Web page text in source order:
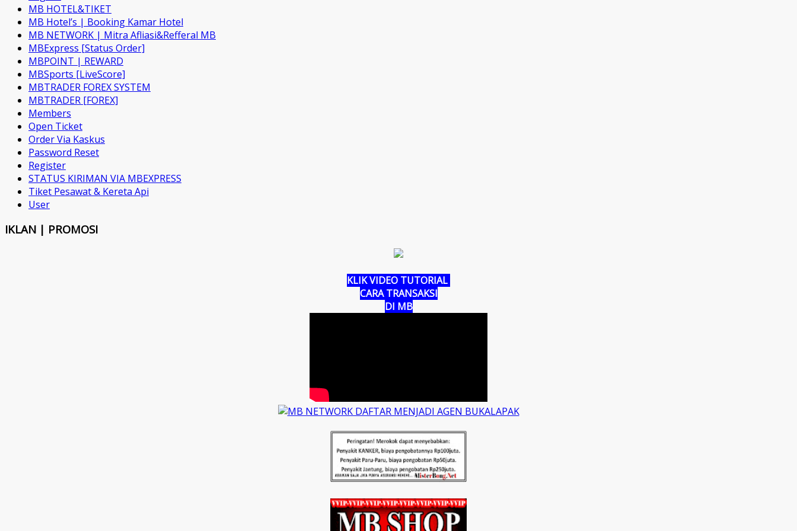
MB HOTEL&TIKET
MB Hotel’s | Booking Kamar Hotel
MB NETWORK | Mitra Afliasi&Refferal MB
MBExpress [Status Order]
MBPOINT | REWARD
MBSports [LiveScore]
MBTRADER FOREX SYSTEM
MBTRADER [FOREX]
Members
Open Ticket
Order Via Kaskus
Password Reset
Register
STATUS KIRIMAN VIA MBEXPRESS
Tiket Pesawat & Kereta Api
User
IKLAN | PROMOSI
KLIK VIDEO TUTORIAL
CARA TRANSAKSI
DI MB